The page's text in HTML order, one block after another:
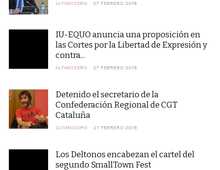
ÚLTIMOCERO 27 FEBRERO 2018
IU-EQUO anuncia una proposición en
las Cortes por la Libertad de Expresión y
contra...
ÚLTIMOCERO 27 FEBRERO 2018
Detenido el secretario de la
Confederación Regional de CGT
Cataluña
ÚLTIMOCERO 27 FEBRERO 2018
Los Deltonos encabezan el cartel del
segundo SmallTown Fest